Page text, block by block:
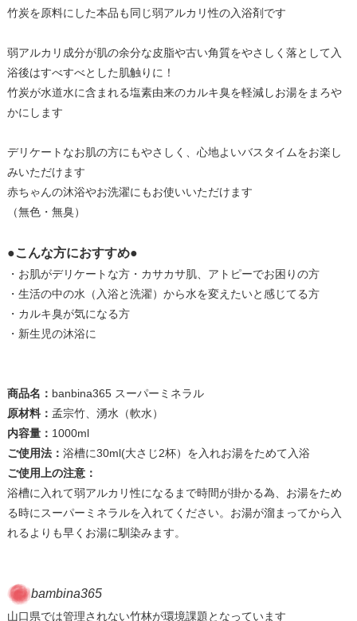
竹炭を原料にした本品も同じ弱アルカリ性の入浴剤です
弱アルカリ成分が肌の余分な皮脂や古い角質をやさしく落として入
浴後はすべすべとした肌触りに！
竹炭が水道水に含まれる塩素由来のカルキ臭を軽減しお湯をまろや
かにします
デリケートなお肌の方にもやさしく、心地よいバスタイムをお楽し
みいただけます
赤ちゃんの沐浴やお洗濯にもお使いいただけます
（無色・無臭）
●こんな方におすすめ●
・お肌がデリケートな方・カサカサ肌、アトピーでお困りの方
・生活の中の水（入浴と洗濯）から水を変えたいと感じてる方
・カルキ臭が気になる方
・新生児の沐浴に
商品名： banbina365 スーパーミネラル
原材料： 孟宗竹、湧水（軟水）
内容量： 1000ml
ご使用法： 浴槽に30ml(大さじ2杯）を入れお湯をためて入浴
ご使用上の注意：
浴槽に入れて弱アルカリ性になるまで時間が掛かる為、お湯をため
る時にスーパーミネラルを入れてください。お湯が溜まってから入
れるよりも早くお湯に馴染みます。
bambina365
山口県では管理されない竹林が環境課題となっています